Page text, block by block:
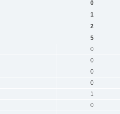
0
1
2
5
0
0
0
0
1
0